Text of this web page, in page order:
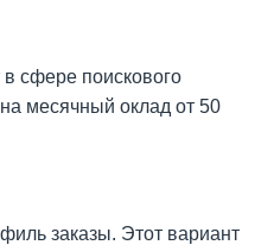
сфере поискового
месячный оклад от 50
заказы. Этот вариант